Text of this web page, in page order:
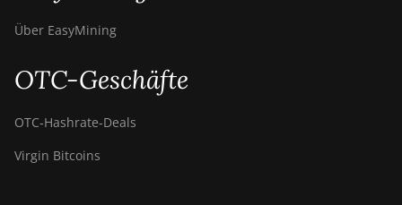
Über EasyMining
OTC-Geschäfte
OTC‑Hashrate‑Deals
Virgin Bitcoins